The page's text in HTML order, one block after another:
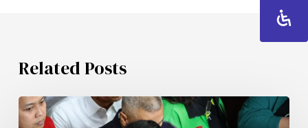
Related Posts